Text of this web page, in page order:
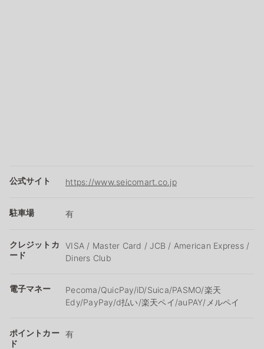
公式サイト https://www.seicomart.co.jp
駐車場 有
クレジットカ
ード
VISA / Master Card / JCB / American Express /
Diners Club
電子マネー
Pecoma/QuicPay/iD/Suica/PASMO/楽天
Edy/PayPay/d払い/楽天ペイ/auPAY/メルペイ
ポイントカー
ド
有